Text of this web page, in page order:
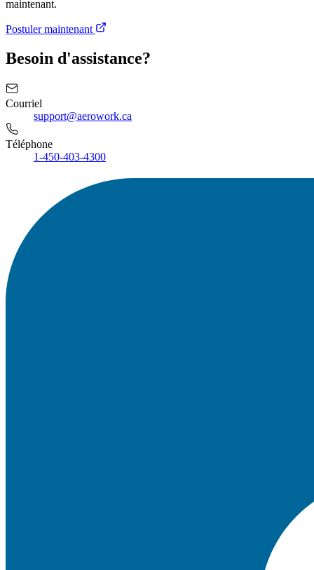
maintenant.
Postuler maintenant
Besoin d'assistance?
Courriel
support@aerowork.ca
Téléphone
1-450-403-4300